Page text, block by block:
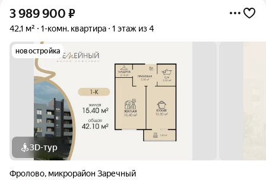
3 989 900 ₽
42,1 м² 1-комн. квартира 1 этаж из 4
новостройка
3D-тур
Фролово, микрорайон Заречный